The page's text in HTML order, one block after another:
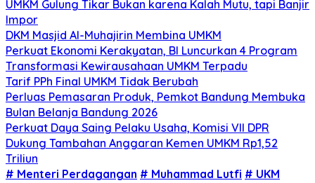
UMKM Gulung Tikar Bukan karena Kalah Mutu, tapi Banjir
Impor
DKM Masjid Al-Muhajirin Membina UMKM
Perkuat Ekonomi Kerakyatan, BI Luncurkan 4 Program
Transformasi Kewirausahaan UMKM Terpadu
Tarif PPh Final UMKM Tidak Berubah
Perluas Pemasaran Produk, Pemkot Bandung Membuka
Bulan Belanja Bandung 2026
Perkuat Daya Saing Pelaku Usaha, Komisi VII DPR
Dukung Tambahan Anggaran Kemen UMKM Rp1,52
Triliun
# Menteri Perdagangan # Muhammad Lutfi # UKM